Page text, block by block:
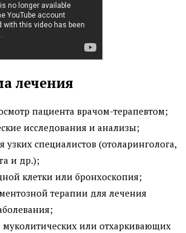
лечения
пациента врачом-терапевтом;
исследования и анализы;
узких специалистов (отоларинголога,
и др.);
клетки или бронхоскопия;
терапии для лечения
или отхаркивающих